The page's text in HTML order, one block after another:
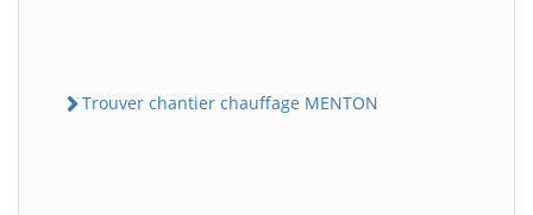
Trouver chantier chauffage MENTON